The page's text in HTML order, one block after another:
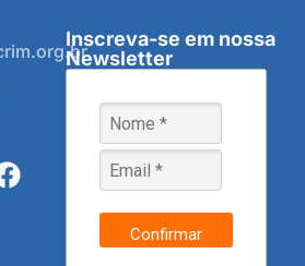
Inscreva-se em nossa
Newsletter
Confirmar